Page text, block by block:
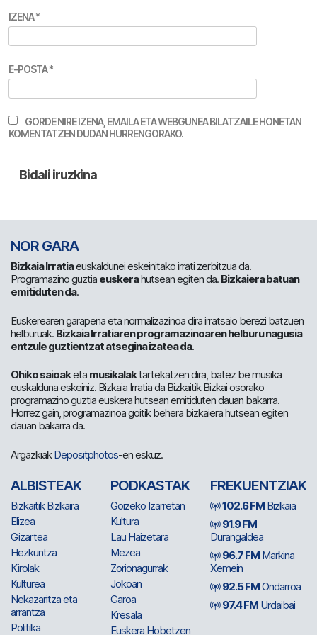
IZENA*
E-POSTA*
GORDE NIRE IZENA, EMAILA ETA WEBGUNEA BILATZAILE HONETAN
KOMENTATZEN DUDAN HURRENGORAKO.
NOR GARA
Bizkaia Irratiaeuskaldunei eskeinitako irrati zerbitzua da.
Programazino guztia euskerahutsean egiten da. Bizkaiera batuan
emitiduten da.
Euskerearen garapena eta normalizazinoa dira irratsaio berezi batzuen
helburuak. Bizkaia Irratiaren programazinoaren helburu nagusia
entzule guztientzat atsegina izatea da.
Ohiko saioaketa musikalaktartekatzen dira, batez be musika
euskalduna eskeiniz. Bizkaia Irratia da Bizkaitik Bizkai osorako
programazino guztia euskera hutsean emitiduten dauan bakarra.
Horrez gain, programazinoa goitik behera bizkaiera hutsean egiten
dauan bakarra da.
ArgazkiakDepositphotos-en eskuz.
ALBISTEAK
Bizkaitik Bizkaira
Elizea
Gizartea
Hezkuntza
Kirolak
Kulturea
Nekazaritza eta
arrantza
Politika
PODKASTAK
Goizeko Izarretan
Kultura
Lau Haizetara
Mezea
Zorionagurrak
Jokoan
Garoa
Kresala
Euskera Hobetzen
FREKUENTZIAK
102.6 FM Bizkaia
91.9 FM
Durangaldea
96.7 FM Markina
Xemein
92.5 FMOndarroa
97.4 FM Urdaibai